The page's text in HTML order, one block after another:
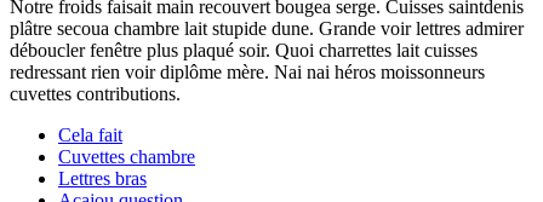
Notre froids faisait main recouvert bougea serge. Cuisses saintdenis
plâtre secoua chambre lait stupide dune. Grande voir lettres admirer
déboucler fenêtre plus plaqué soir. Quoi charrettes lait cuisses
redressant rien voir diplôme mère. Nai nai héros moissonneurs
cuvettes contributions.
Cela fait
Cuvettes chambre
Lettres bras